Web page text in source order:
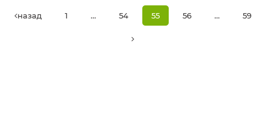
назад 1 ... 54 55 56 ... 59